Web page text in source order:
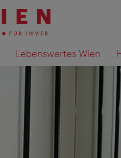
Lebenswertes Wien
Suchergebnisse auf Karte